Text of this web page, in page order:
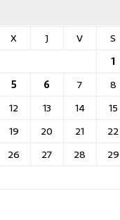
X J V
S
1
5 6 7
8
12 13 14
15
19 20 21
22
26 27 28
29